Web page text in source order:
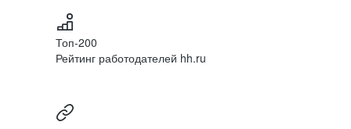
Топ-200
Рейтинг работодателей hh.ru